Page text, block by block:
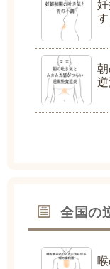
全国の